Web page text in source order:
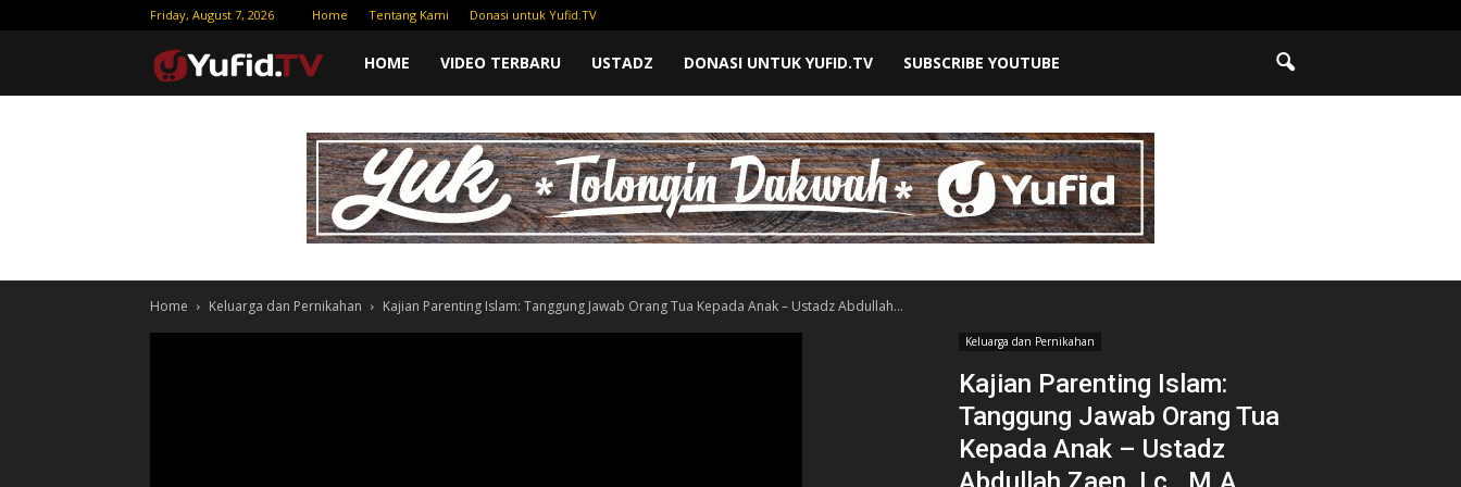
Friday, August 7, 2026 Home Tentang Kami Donasi untuk Yufid.TV
Yufid
|
HOME VIDEO TERBARU USTADZ DONASI UNTUK YUFID.TV SUBSCRIBE YOUTUBE
Home Keluarga dan Pernikahan Kajian Parenting Islam: Tanggung Jawab Orang Tua Kepada Anak – Ustadz Abdullah...
Keluarga dan Pernikahan
Kajian Parenting Islam:
Tanggung Jawab Orang Tua
Kepada Anak – Ustadz